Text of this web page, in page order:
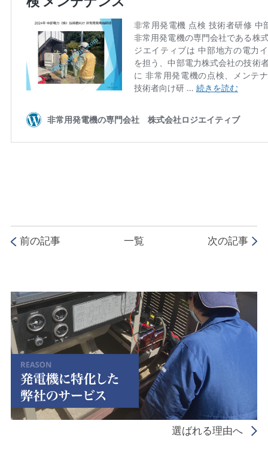
前の記事 一覧 次の記事
選ばれる理由へ